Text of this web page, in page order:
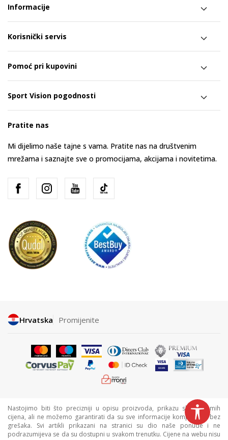
Informacije
Korisnički servis
Pomoć pri kupovini
Sport Vision pogodnosti
Pratite nas
Mi dijelimo naše tajne s vama. Pratite nas na društvenim
mrežama i saznajte sve o promocijama, akcijama i novitetima.
Hrvatska Promijenite
Nastojimo biti što precizniji u opisu proizvoda, prikazu slika i samih
cijena, ali ne možemo garantirati da su sve informacije kompletne i bez
grešaka. Svi artikli prikazani na stranici su dio naše ponude i ne
podrazumijeva se da su dostupni u svakom trenutku. Cijene na webu nisu